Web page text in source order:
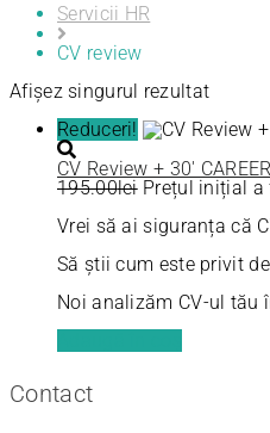
Servicii HR
CV review
Afișez singurul rezultat
Reduceri!
CV Review + 30′
195.00lei Prețul inițial a
Vrei să ai siguranța că
Să știi cum este privit
Noi analizăm CV-ul tău
Contact